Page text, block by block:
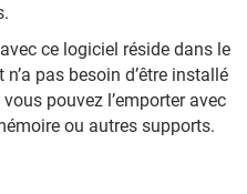
ce logiciel réside dans le
pas besoin d’être installé
pouvez l’emporter avec
ou autres supports.